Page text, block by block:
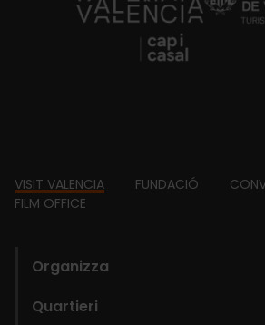
https://
Footer
VISIT VALENCIA FUNDACIÓ
FILM OFFICE
Organizza
Quartieri